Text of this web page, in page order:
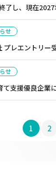
了し、現在
せ
プレエントリー
せ
て支援優良企業
1 2